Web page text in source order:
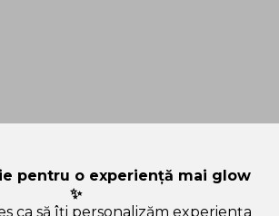
pentru o experiență mai glow
✨
ca să îți personalizăm experiența